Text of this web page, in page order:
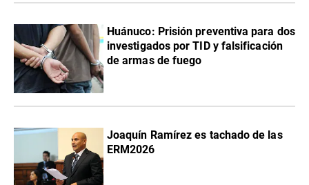
Huánuco: Prisión preventiva para dos
investigados por TID y falsificación
de armas de fuego
Joaquín Ramírez es tachado de las
ERM2026